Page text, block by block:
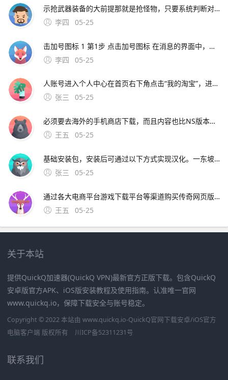
示抢武器装备的大前提那就是抢怪物，只要系统判断对妖怪进攻损害最大的那位游戏玩家才可以有着妖怪的经验和掉落的的物品正版传奇手游叫热血传奇，热血传奇游戏玩法以经典的网页传奇玩法为主，你可以通过传奇手游在手机端体验正版的
李四
05-25
击加号图标 1 第1步 点击加号图标 在消息的界面中，点击加号图标2 点击添加好友；刷新淘宝通讯录好友的方法及通讯录好友显示不出来的解决办法刷新淘宝通讯录好友的方法 登录手机淘宝，进入“消息”页面 在页面右上方点击“好友”图标 进入“通讯录”页面后，在
李四
05-25
人账号进入个人中心在首页右下角点击“我的淘宝”，进入账号管理页面；查看淘宝通讯录中好友的方法如下步骤一打开淘宝应用解锁手机后，在手机桌面找到淘宝应用图标，点击进入步骤二进入消息页面在淘宝首
张三
05-25
必须要去海外的手机商店下载，而且内容也比NS版本少了许多那么奇葩的事情就来了，如果在国内的app商店里搜索“动物之森”。介意的玩家请谨慎下载梦想小镇国际版530梦想小镇将城市建设和农场管理进行了独树一帜的结合！收获农作物在工厂进行加工。
王五
05-25
基础安装包，安装后可通过以下方式实现汉化。一东坡下载站英文版11版本信息Sora手机版11安卓版，文件大小1285M，语言为英文更新时间2025年3月4日下载方式访问东坡下载站官方网站，搜索“Sora手机版”，选择对应版本下载APK安装包注意事项该版本为英文界
张三
05-25
通过各大电商平台游戏下载平台等渠道购买传奇网页版价格较为亲民，一般为免费游戏玩家可以通过官方网站游戏平台等渠道免费注册并体验游戏传奇手机版价格相对较高，一般；尸王殿刷新时间 1第一种是30分钟刷新一次，不过在这种较短的刷新频率中尸王只会出现两个，想要抢到尸王就比较麻烦2另外一种是需要40分
王五
05-25
关于本站
提供QuickQ加速器(QuickQ VPN)最新官方正版下载。包含QuickQ
安卓版官方APK、iOS版安装教程及使用指南。认准唯一官网
www.quickq.io，保障下载安全与账号稳定。
Copyright © 2022 本站由 www.quickq.io-QuickQ官网下载安卓/iOS官方
电脑客户端 版权所有
川ICP备52311231号
联系我们